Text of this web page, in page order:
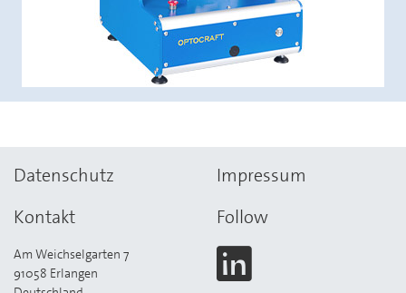
Datenschutz
Impressum
Kontakt
Am Weichselgarten 7
91058 Erlangen
Follow